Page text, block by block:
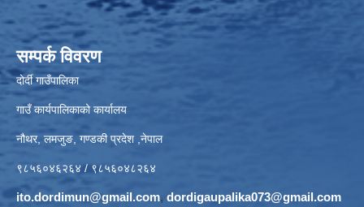
सम्पर्क विवरण
दोर्दी गाउँपालिका
गाउँ कार्यपालिकाको कार्यालय
नौथर, लमजुङ, गण्डकी प्रदेश ,नेपाल
९८५६०४६२६४ / ९८५६०४८२६४
ito.dordimun@gmail.com, dordigaupalika073@gmail.com